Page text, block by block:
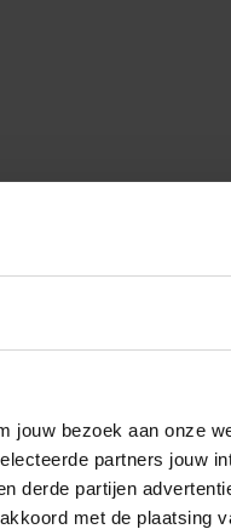
jouw bezoek aan onze
partners jouw
derde partijen
met de plaatsing